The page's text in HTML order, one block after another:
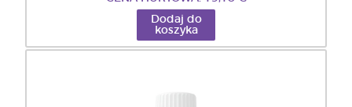
Dodaj do
koszyka